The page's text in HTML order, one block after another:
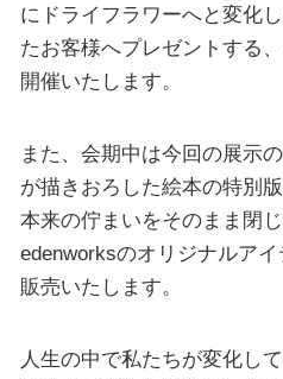
にドライフラワーへと変化
たお客様へプレゼントする
開催いたします。
また、会期中は今回の展示
が描きおろした絵本の特別
本来の佇まいをそのまま閉じ
edenworksのオリジナルア
販売いたします。
人生の中で私たちが変化し